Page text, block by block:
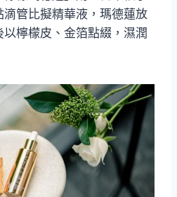
管比擬精華液，瑪德蓮放
以檸檬皮、金箔點綴，濕潤